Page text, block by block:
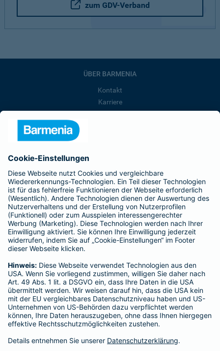
zum GDV-Verband
ÜBER BARMENIA
Kontakt
Karriere
Barmenia ist Teil der BarmeniaGothaer
BELIEBTE SEITEN
Kranken-Zusatzversicherung
Tierversicherungen
Haftpflichtversicherung
Hausratversicherung
Adresse ändern
Schaden melden
Kilometerstandsmeldung
Serviceübersicht